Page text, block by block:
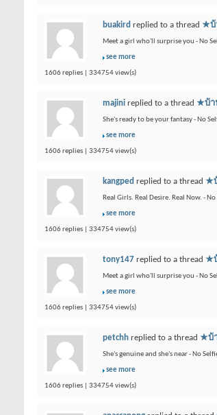
buakird replied to a thread ★บ้
Meet a girl who'll surprise you - No
see more
1606 replies | 334754 view(s)
majini replied to a thread ★บ้า
She's ready to be your fantasy - No
see more
1606 replies | 334754 view(s)
kangped replied to a thread ★
Real Girls. Real Desire. Real Now. -
see more
1606 replies | 334754 view(s)
tony147 replied to a thread ★
Meet a girl who'll surprise you - No
see more
1606 replies | 334754 view(s)
petchh replied to a thread ★บ้
She's genuine and she's near - No
see more
1606 replies | 334754 view(s)